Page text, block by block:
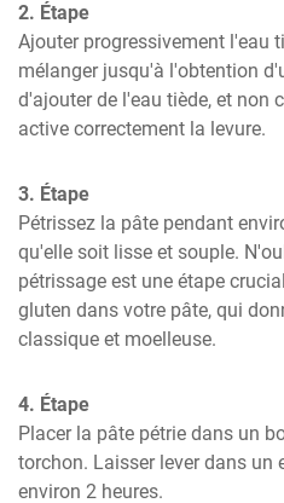
2. Étape
Ajouter progressivement l'eau
mélanger jusqu'à l'obtention
d'ajouter de l'eau tiède, et non
active correctement la levure.
3. Étape
Pétrissez la pâte pendant
qu'elle soit lisse et souple.
pétrissage est une étape
gluten dans votre pâte, qui
classique et moelleuse.
4. Étape
Placer la pâte pétrie dans un
torchon. Laisser lever dans un
environ 2 heures.